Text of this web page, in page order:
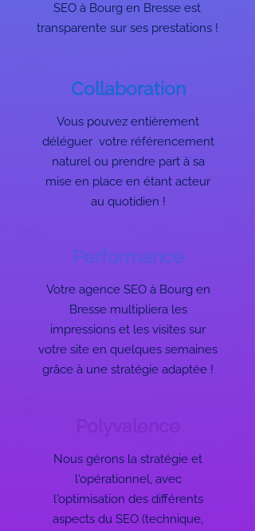
SEO à Bourg en Bresse est
transparente sur ses prestations !
Collaboration
Vous pouvez entièrement
déléguer votre référencement
naturel ou prendre part à sa
mise en place en étant acteur
au quotidien !
Performance
Votre agence SEO à Bourg en
Bresse multipliera les
impressions et les visites sur
votre site en quelques semaines
grâce à une stratégie adaptée !
Nous gérons la stratégie et
l'opérationnel, avec
l'optimisation des différents
aspects du SEO (technique,